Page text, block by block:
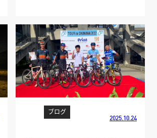
ブログ
2025.10.24